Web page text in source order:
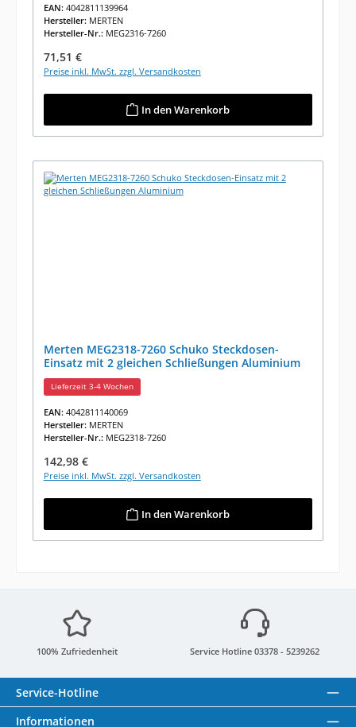
EAN: 4042811139964
Hersteller: MERTEN
Hersteller-Nr.: MEG2316-7260
Regulärer Preis:
71,51 €
Preise inkl. MwSt. zzgl. Versandkosten
In den Warenkorb
Merten MEG2318-7260 Schuko Steckdosen-
Einsatz mit 2 gleichen Schließungen Aluminium
Lieferzeit 3-4 Wochen
EAN: 4042811140069
Hersteller: MERTEN
Hersteller-Nr.: MEG2318-7260
Regulärer Preis:
142,98 €
Preise inkl. MwSt. zzgl. Versandkosten
In den Warenkorb
100% Zufriedenheit Service Hotline 03378 - 5239262
Service-Hotline
Informationen